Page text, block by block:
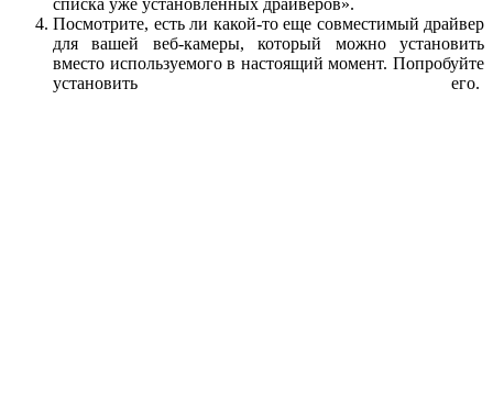
списка уже установленных драйверов».
Посмотрите, есть ли какой-то еще совместимый драйвер
для вашей веб-камеры, который можно установить
вместо используемого в настоящий момент. Попробуйте
установить его.